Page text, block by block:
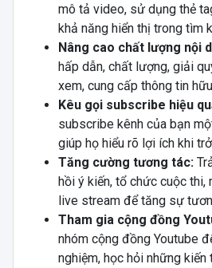
mô tả video, sử dụng thẻ
khả năng hiển thị trong tìm
Nâng cao chất lượng nội
hấp dẫn, chất lượng, giải
xem, cung cấp thông tin
Kêu gọi subscribe hiệu
subscribe kênh của bạn
giúp họ hiểu rõ lợi ích khi
Tăng cường tương tác:
hồi ý kiến, tổ chức cuộc thi,
live stream để tăng sự
Tham gia cộng đồng
nhóm cộng đồng Youtube
nghiệm, học hỏi những kiến